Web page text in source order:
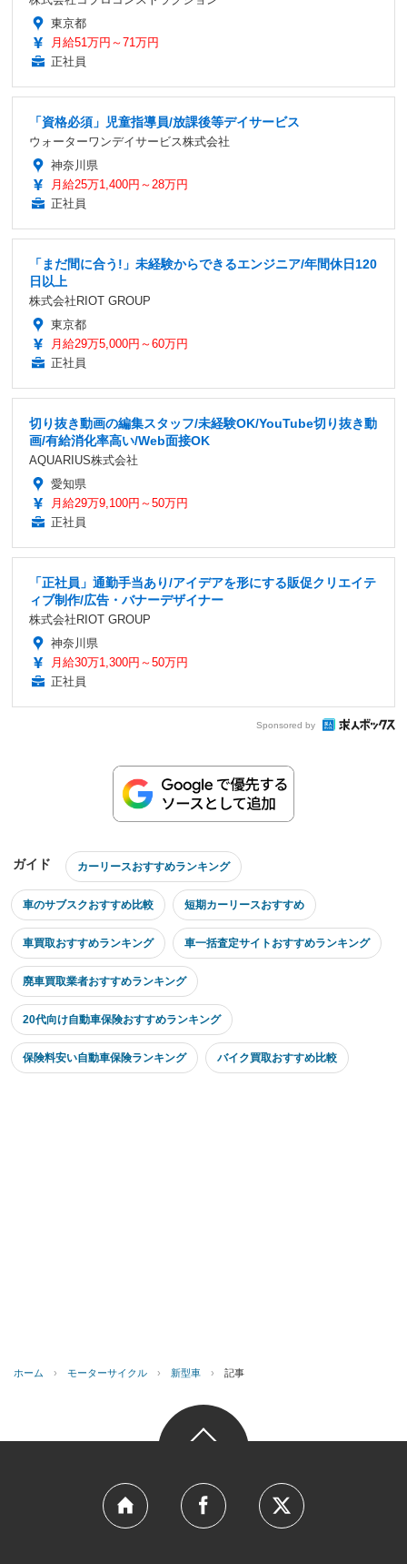
東京都
月給51万円～71万円
正社員
「資格必須」児童指導員/放課後等デイサービス
ウォーターワンデイサービス株式会社
神奈川県
月給25万1,400円～28万円
正社員
「まだ間に合う!」未経験からできるエンジニア/年間休日120
日以上
株式会社RIOT GROUP
東京都
月給29万5,000円～60万円
正社員
切り抜き動画の編集スタッフ/未経験OK/YouTube切り抜き動
画/有給消化率高い/Web面接OK
AQUARIUS株式会社
愛知県
月給29万9,100円～50万円
正社員
「正社員」通勤手当あり/アイデアを形にする販促クリエイテ
ィブ制作/広告・バナーデザイナー
株式会社RIOT GROUP
神奈川県
月給30万1,300円～50万円
正社員
Sponsored by
ガイド カーリースおすすめランキング
車のサブスクおすすめ比較 短期カーリースおすすめ
車買取おすすめランキング 車一括査定サイトおすすめランキング
廃車買取業者おすすめランキング
20代向け自動車保険おすすめランキング
保険料安い自動車保険ランキング バイク買取おすすめ比較
ホーム › モーターサイクル › 新型車 › 記事